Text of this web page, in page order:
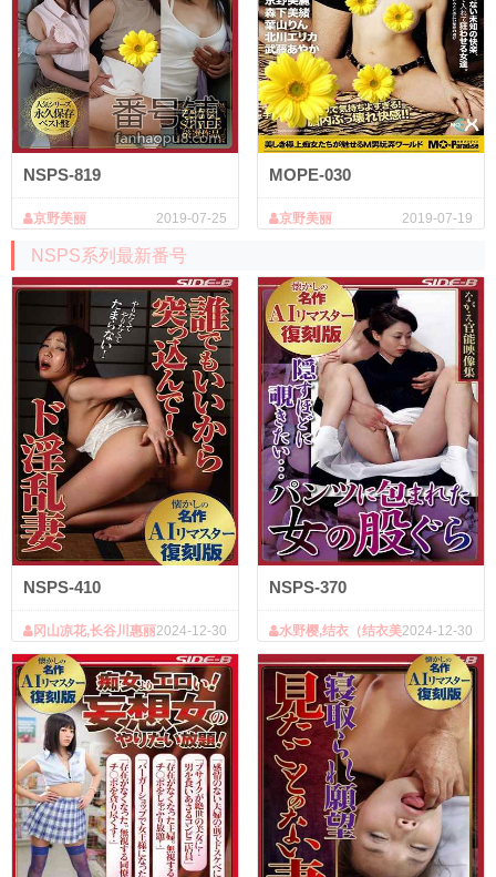
NSPS-819
2019-07-25
京野美丽
MOPE-030
2019-07-19
京野美丽
NSPS系列最新番号
NSPS-410
2024-12-30
冈山凉花,长谷川惠丽
奈,松本亚璃沙,寺泽忍
NSPS-370
2024-12-30
水野樱,结衣（结衣美
沙）,大槻响,星菜